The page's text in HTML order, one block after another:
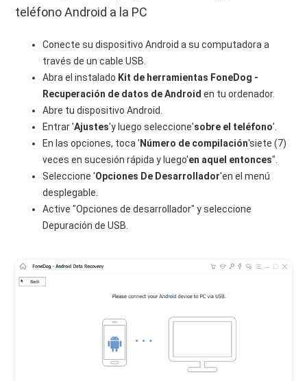
teléfono Android a la PC
Conecte su dispositivo Android a su computadora a
través de un cable USB.
Abra el instalado Kit de herramientas FoneDog -
Recuperación de datos de Android en tu ordenador.
Abre tu dispositivo Android.
Entrar 'Ajustes'y luego seleccione'sobre el teléfono'.
En las opciones, toca ' Número de compilación'siete (7)
veces en sucesión rápida y luego'en aquel entonces".
Seleccione 'Opciones De Desarrollador'en el menú
desplegable.
Active "Opciones de desarrollador" y seleccione
Depuración de USB.